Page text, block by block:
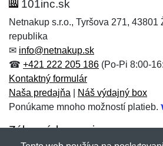
101inc.sk
Netnakup s.r.o., Tyršova 271, 43801
republika
✉ info@netnakup.sk
☎ +421 222 205 186 (Po-Pi 8:00-
Kontaktný formulár
Naša predajňa
Náš výdajný box
Ponúkame mnoho možností platieb.
Zákaznícky servis